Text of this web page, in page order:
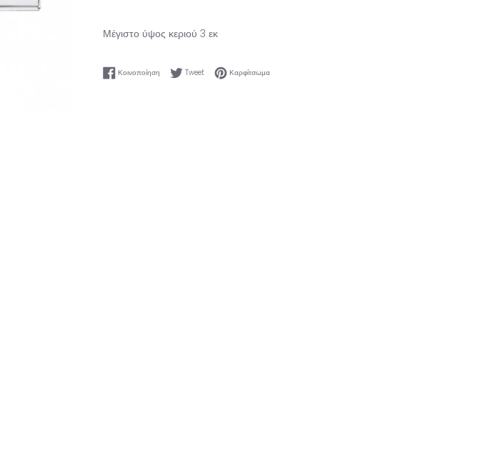
Μέγιστο ύψος κεριού 3 εκ
Κοινοποίηση Κοινοποίηση στο Facebook
TweetTweet στο Twitter
ΚαρφίτσωμαΚαρφίτσωμα στο Pinterest